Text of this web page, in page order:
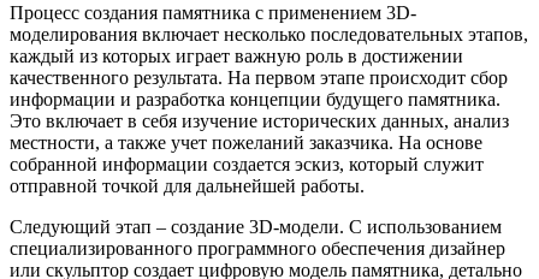
Процесс создания памятника с применением 3D-
моделирования включает несколько последовательных этапов,
каждый из которых играет важную роль в достижении
качественного результата. На первом этапе происходит сбор
информации и разработка концепции будущего памятника.
Это включает в себя изучение исторических данных, анализ
местности, а также учет пожеланий заказчика. На основе
собранной информации создается эскиз, который служит
отправной точкой для дальнейшей работы.
Следующий этап – создание 3D-модели. С использованием
специализированного программного обеспечения дизайнер
или скульптор создает цифровую модель памятника, детально